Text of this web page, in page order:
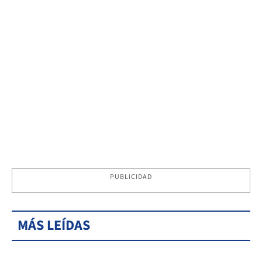
PUBLICIDAD
MÁS LEÍDAS